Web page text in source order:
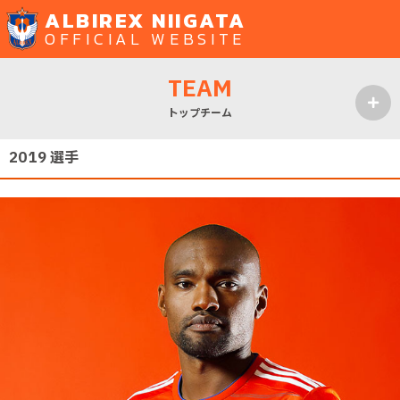
ALBIREX NIIGATA
OFFICIAL WEBSITE
TEAM
トップチーム
2019 選手